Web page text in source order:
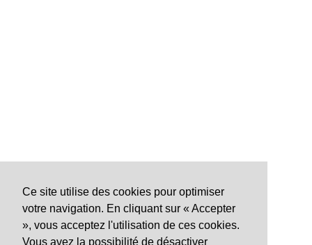
Ce site utilise des cookies pour optimiser
votre navigation. En cliquant sur « Accepter
», vous acceptez l'utilisation de ces cookies.
Vous avez la possibilité de désactiver